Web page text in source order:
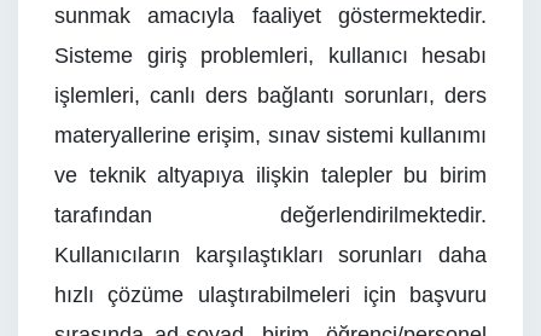
sunmak amacıyla faaliyet göstermektedir.
Sisteme giriş problemleri, kullanıcı hesabı
işlemleri, canlı ders bağlantı sorunları, ders
materyallerine erişim, sınav sistemi kullanımı
ve teknik altyapıya ilişkin talepler bu birim
tarafından değerlendirilmektedir.
Kullanıcıların karşılaştıkları sorunları daha
hızlı çözüme ulaştırabilmeleri için başvuru